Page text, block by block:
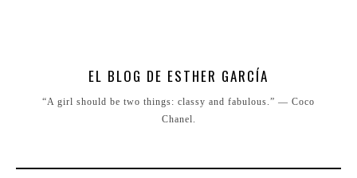
EL BLOG DE ESTHER GARCÍA
“A girl should be two things: classy and fabulous.” ― Coco
Chanel.